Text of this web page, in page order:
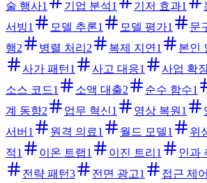
술 행사1 기업 분석1 기저 효과1
서빙1 모델 추론1 모델 평가1 문
행2 병렬 처리 2 복제 지연 1 본인
사가 패턴 1 사고 대응1 사업 확
소스 코드1 소액 대출2 순수 함수1
계 동향2 업무 혁신1 영상 복원 1
서버 1 원격 의료1 월드 모델1 위
적1 이온 트랩1 이진 트리 1 인과
전략 패턴3 전면 광고1 접근 제어